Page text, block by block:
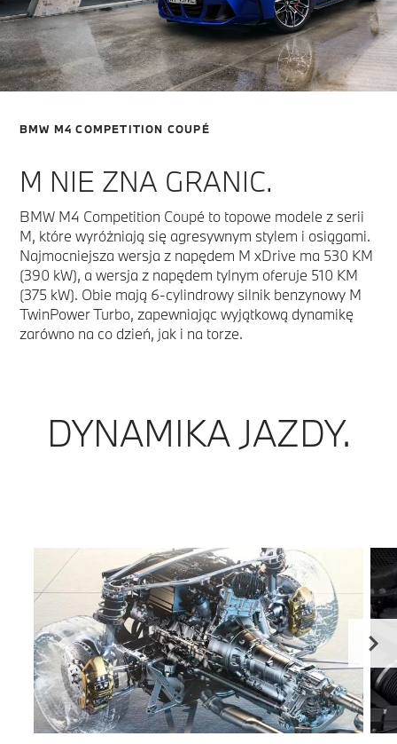
BMW M4 COMPETITION COUPÉ
M NIE ZNA GRANIC.
BMW M4 Competition Coupé to topowe modele z serii
M, które wyróżniają się agresywnym stylem i osiągami.
Najmocniejsza wersja z napędem M xDrive ma 530 KM
(390 kW), a wersja z napędem tylnym oferuje 510 KM
(375 kW). Obie mają 6-cylindrowy silnik benzynowy M
TwinPower Turbo, zapewniając wyjątkową dynamikę
zarówno na co dzień, jak i na torze.
DYNAMIKA JAZDY.